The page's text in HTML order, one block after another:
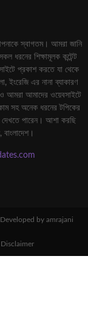
স্বাগতম। আমরা জানি
ধরনের শিক্ষামূলক কন্টেন্ট
প্রকাশ করতে যা থেকে
ইংরেজি এর নানা ব্যাকারণ
আমরা আমাদের ওয়েবসাইটে
সহ অনেক ধরনের টপিকের
দেখতে পারেন। আশা করছি
by amrajani
Disclaimer